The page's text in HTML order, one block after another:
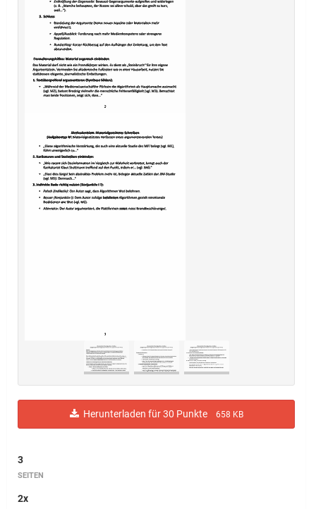
Herunterladen für 30 Punkte 658 KB
3
SEITEN
2x